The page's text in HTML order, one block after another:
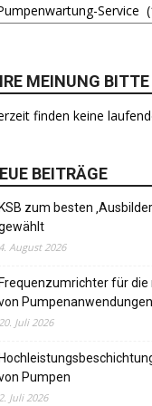
MEINUNG BITTE
finden keine
BEITRÄGE
KSB zum besten
4. August 2026
Frequenzumrichter für die
Pumpenanwendungen
20. Juli 2026
Pumpen
2. Juli 2026